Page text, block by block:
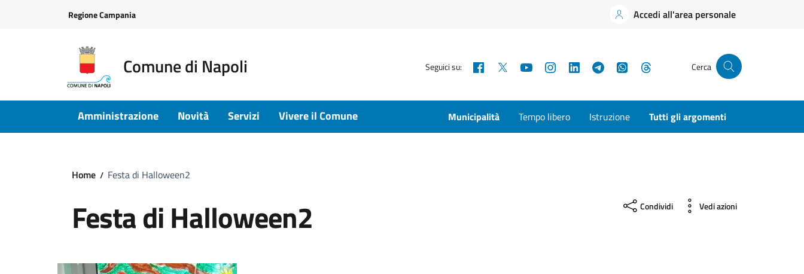
Regione Campania Accedi all'area personale
Comune di Napoli Seguici su: Facebook YouTubeInstagramLinkedInTelegramWhatsApp Cerca
Amministrazione Novità Servizi Vivere il Comune Municipalità Tempo libero Istruzione Tutti gli argomenti
Home Festa di Halloween2
Festa di Halloween2 Condividi Vedi azioni